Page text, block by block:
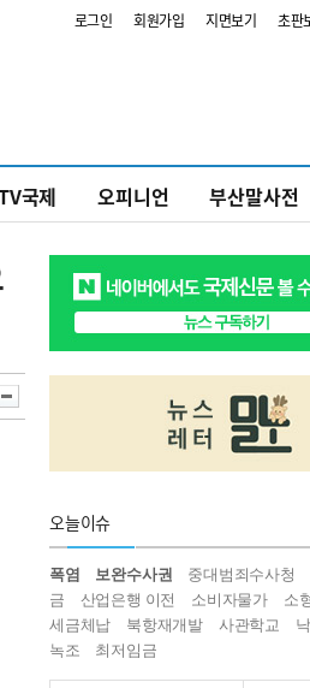
로그인 회원가입 지면보기 초판
국제 오피니언 부산말사전
오늘이슈
폭염 보완수사권 중대범죄수사청
금
산업은행 이전 소비자물가
소
세금체납
북항재개발 사관학교
녹조
최저임금